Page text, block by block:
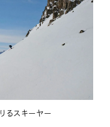
るスキーヤー